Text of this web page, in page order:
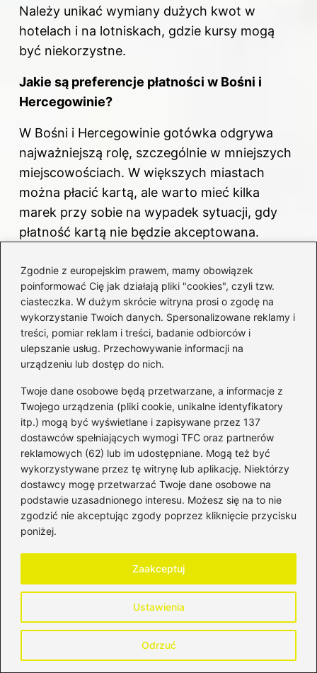
Zgodnie z europejskim prawem, mamy obowiązek
poinformować Cię jak działają pliki "cookies", czyli tzw.
ciasteczka. W dużym skrócie witryna prosi o zgodę na
wykorzystanie Twoich danych. Spersonalizowane reklamy i
treści, pomiar reklam i treści, badanie odbiorców i
ulepszanie usług. Przechowywanie informacji na
urządzeniu lub dostęp do nich.
Twoje dane osobowe będą przetwarzane, a informacje z
Twojego urządzenia (pliki cookie, unikalne identyfikatory
itp.) mogą być wyświetlane i zapisywane przez 137
dostawców spełniających wymogi TFC oraz partnerów
reklamowych (62) lub im udostępniane. Mogą też być
wykorzystywane przez tę witrynę lub aplikację. Niektórzy
dostawcy mogę przetwarzać Twoje dane osobowe na
podstawie uzasadnionego interesu. Możesz się na to nie
zgodzić nie akceptując zgody poprzez kliknięcie przycisku
poniżej.
Ustawienia
Odrzuć
Zaakceptuj
Należy unikać wymiany dużych kwot w
hotelach i na lotniskach, gdzie kursy mogą
być niekorzystne.
Jakie są preferencje płatności w Bośni i
Hercegowinie?
W Bośni i Hercegowinie gotówka odgrywa
najważniejszą rolę, szczególnie w mniejszych
miejscowościach. W większych miastach
można płacić kartą, ale warto mieć kilka
marek przy sobie na wypadek sytuacji, gdy
płatność kartą nie będzie akceptowana.
Jakie są plusy i minusy przyjęcia euro przez
Bośnię i Hercegowinę?
Przyjęcie euro mogłoby przynieść korzyści,
takie jak większa stabilność i atrakcyjność dla
turystów oraz inwestycji. Z drugiej strony,
wiązałoby się to z utratą kontroli nad polityką
monetarną oraz koniecznością dostosowania
przepisów prawnych i regulacji.
Czy w Bośni i Hercegowinie można płacić
euro?
Tak, w niektórych turystycznych lokalach i
sklepach można płacić w euro, co sprawia, że
turyści mają większą elastyczność. Jednak
warto upewnić się, że ceny są podane w
lokalnej walucie, aby uniknąć nieporozumień.
Jaką walutę wybrać w Turcji? Porady na
temat korzystnych kursów wymiany